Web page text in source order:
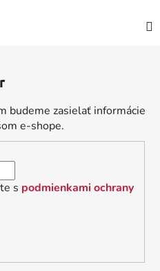
budeme zasielať informácie
e-shope.
s podmienkami ochrany